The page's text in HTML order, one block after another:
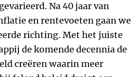
Na 40 jaar van
en rentevoeten gaan we
richting. Met het juiste
de komende decennia de
creëren waarin meer